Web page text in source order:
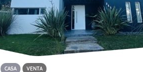
CASA VENTA